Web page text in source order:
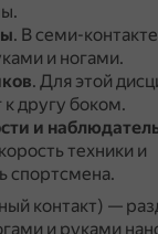
. В семи-
и ногами.
. Для этой
к другу боком.
и
техники и
спортсмена.
контакт) —
и руками